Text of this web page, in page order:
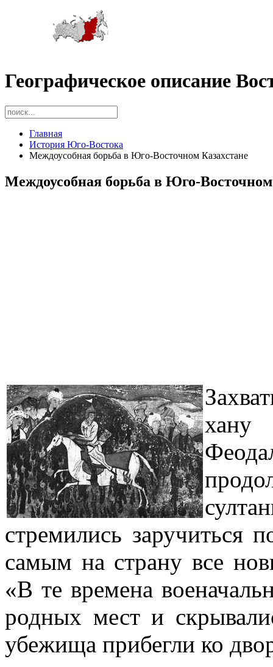
Географическое описание
Главная
История Юго-Востока
Междоусобная борьба в Юго-Восточном Казахстане
Междоусобная борьба в Юго-Восточном
хану
стремились заручиться
самым на страну все
«В те времена
родных мест и
убежища прибегли ко